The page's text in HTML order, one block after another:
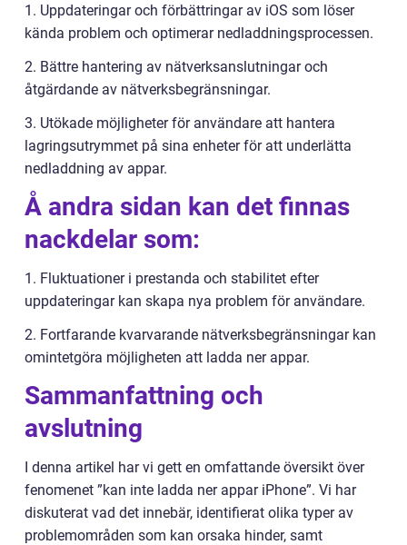
1. Uppdateringar och förbättringar av iOS som löser
kända problem och optimerar nedladdningsprocessen.
2. Bättre hantering av nätverksanslutningar och
åtgärdande av nätverksbegränsningar.
3. Utökade möjligheter för användare att hantera
lagringsutrymmet på sina enheter för att underlätta
nedladdning av appar.
Å andra sidan kan det finnas
nackdelar som:
1. Fluktuationer i prestanda och stabilitet efter
uppdateringar kan skapa nya problem för användare.
2. Fortfarande kvarvarande nätverksbegränsningar kan
omintetgöra möjligheten att ladda ner appar.
Sammanfattning och
avslutning
I denna artikel har vi gett en omfattande översikt över
fenomenet ”kan inte ladda ner appar iPhone”. Vi har
diskuterat vad det innebär, identifierat olika typer av
problemområden som kan orsaka hinder, samt